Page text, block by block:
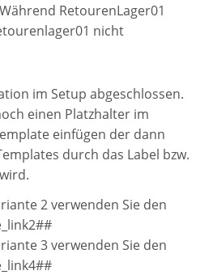
RetourenLager01
nicht
im Setup abgeschlossen.
einen Platzhalter im
einfügen der dann
durch das Label bzw.
2 verwenden Sie den
3 verwenden Sie den